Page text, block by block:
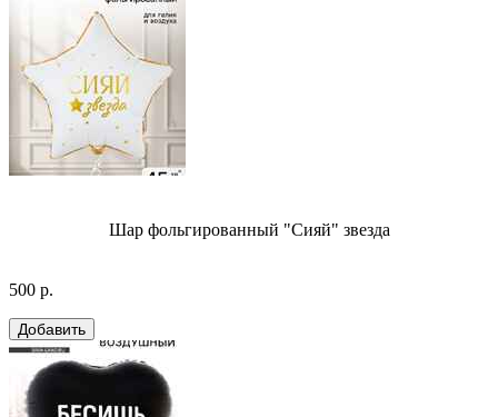
Шар фольгированный "Сияй" звезда
500 р.